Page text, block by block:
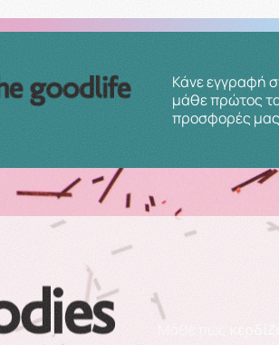
Κάνε εγγραφή
μάθε πρώτος
προσφορές